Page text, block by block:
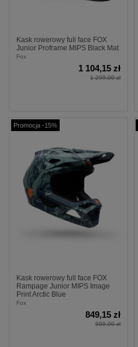
Kask rowerowy full face FOX
Junior Proframe MIPS Black Mat
Fox
1 104,15 zł
1 299,00 zł
Promocja -15%
Kask rowerowy full face FOX
Rampage Junior MIPS Image
Print Arctic Blue
Fox
849,15 zł
999,00 zł